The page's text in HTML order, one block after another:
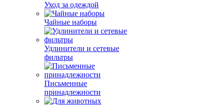
Уход за одеждой
Чайные наборы
Удлинители и сетевые
фильтры
Письменные
принадлежности